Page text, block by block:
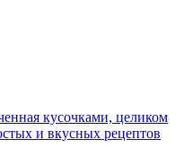
кусочками, целиком
и вкусных рецептов